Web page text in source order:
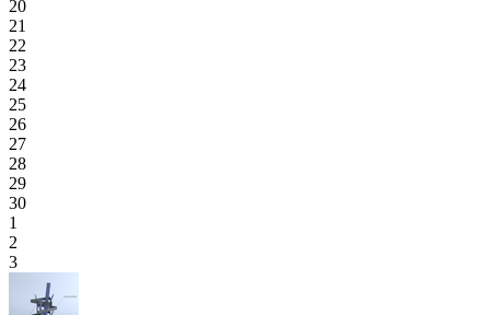
20
21
22
23
24
25
26
27
28
29
30
1
2
3